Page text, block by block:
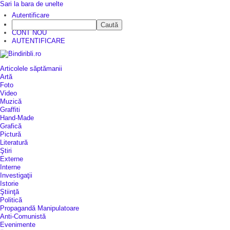
CONT NOU
AUTENTIFICARE
Articolele săptămanii
Artă
Foto
Video
Muzică
Graffiti
Hand-Made
Grafică
Pictură
Literatură
Ştiri
Externe
Interne
Investigaţii
Istorie
Ştiinţă
Politică
Propagandă Manipulatoare
Anti-Comunistă
Evenimente
Sari la bara de unelte
Autentificare
Caută